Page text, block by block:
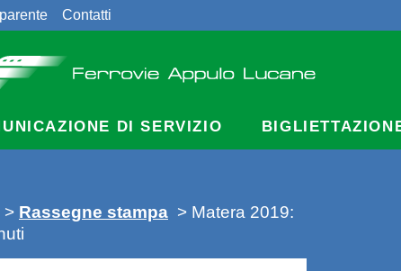
Contatti
DI SERVIZIO
> Rassegne stampa > Matera 2019: